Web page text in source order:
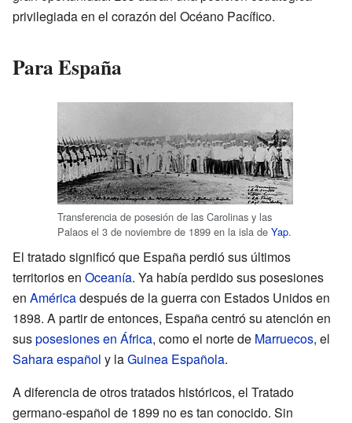
privilegiada en el corazón del Océano Pacífico.
Para España
Transferencia de posesión de las Carolinas y las
Palaos el 3 de noviembre de 1899 en la isla de Yap.
El tratado significó que España perdió sus últimos
territorios en Oceanía. Ya había perdido sus posesiones
en Américadespués de la guerra con Estados Unidos en
1898. A partir de entonces, España centró su atención en
susposesiones en África, como el norte de Marruecos, el
Sahara español y laGuinea Española.
A diferencia de otros tratados históricos, el Tratado
germano-español de 1899 no es tan conocido. Sin